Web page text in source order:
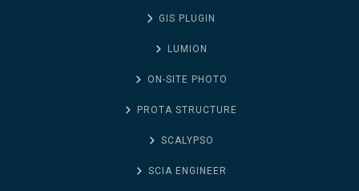
GIS PLUGIN
LUMION
ON-SITE PHOTO
PROTA STRUCTURE
SCALYPSO
SCIA ENGINEER